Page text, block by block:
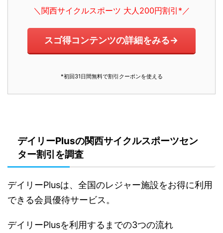
＼関西サイクルスポーツ 大人200円割引*／
スゴ得コンテンツの詳細をみる→
*初回31日間無料で割引クーポンを使える
デイリーPlusの関西サイクルスポーツセン
ター割引を調査
デイリーPlusは、全国のレジャー施設をお得に利用
できる会員優待サービス。
デイリーPlusを利用するまでの3つの流れ